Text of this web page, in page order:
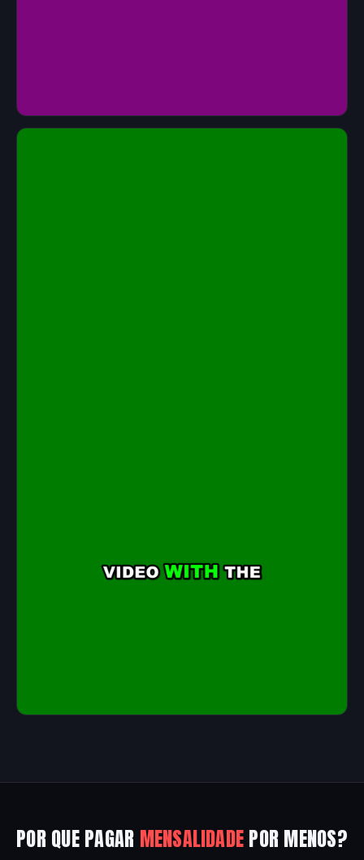
POR QUE PAGAR MENSALIDADEPOR MENOS?